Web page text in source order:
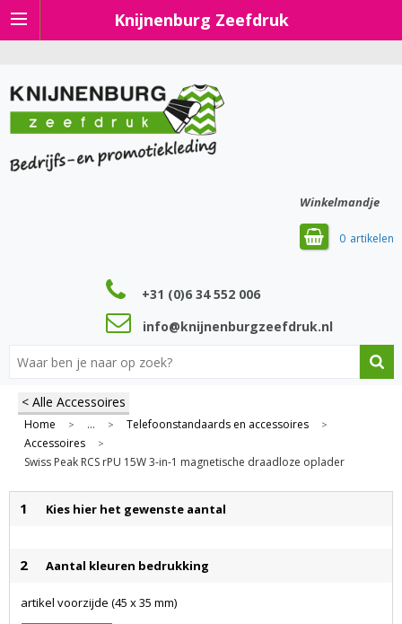
Knijnenburg Zeefdruk
Winkelmandje
0
+31 (0)6 34 552 006
info@knijnenburgzeefdruk.nl
< Alle Accessoires
Home > ... > Telefoonstandaards en accessoires >
Accessoires >
Swiss Peak RCS rPU 15W 3-in-1 magnetische draadloze oplader
1 Kies hier het gewenste aantal
2 Aantal kleuren bedrukking
artikel voorzijde (45 x 35 mm)